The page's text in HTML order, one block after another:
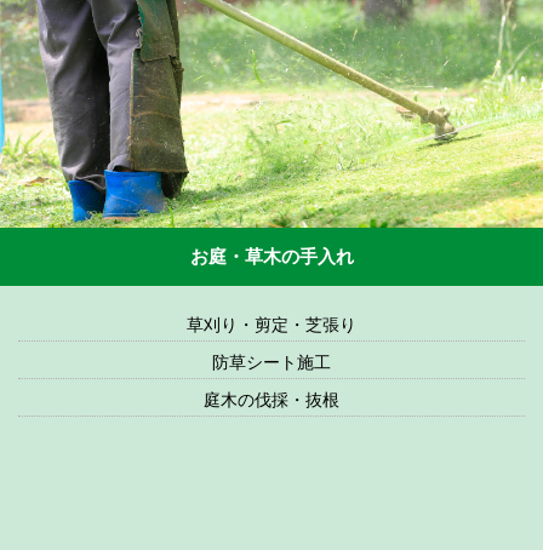
お庭・草木の手入れ
草刈り・剪定・芝張り
防草シート施工
庭木の伐採・抜根